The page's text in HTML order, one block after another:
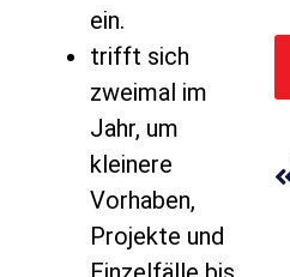
ein.
trifft sich
zweimal im
Jahr, um
kleinere
Vorhaben,
Projekte und